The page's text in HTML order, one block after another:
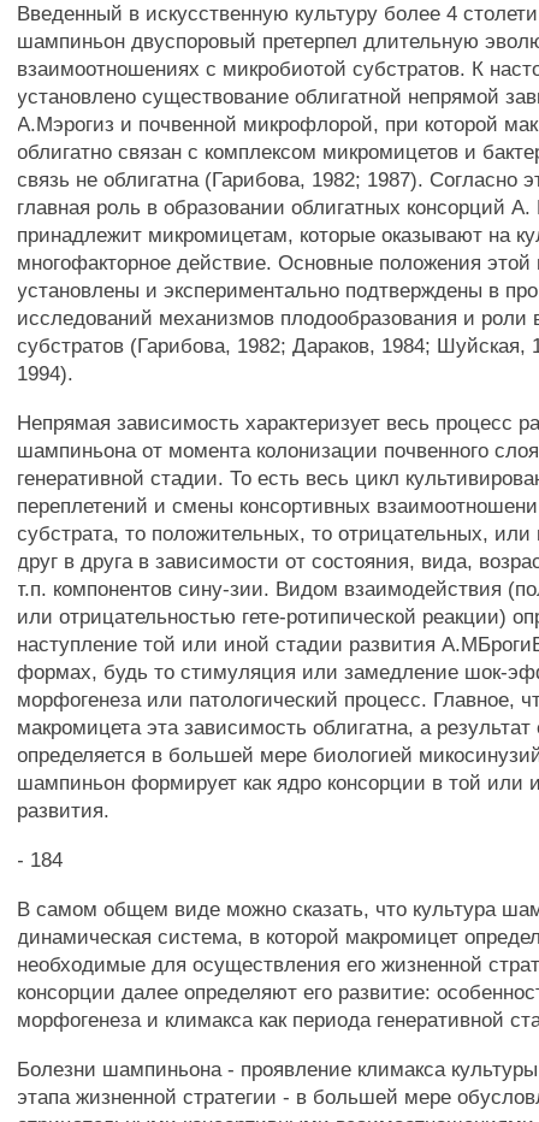
Введенный в искусственную культуру более 4
шампиньон двуспоровый претерпел длительную
взаимоотношениях с микробиотой субстратов. К
установлено существование облигатной непрямой
А.Мэрогиз и почвенной микрофлорой, при которой
облигатно связан с комплексом микромицетов и
связь не облигатна (Гарибова, 1982; 1987). Согласно
главная роль в образовании облигатных консорций
принадлежит микромицетам, которые оказывают на
многофакторное действие. Основные положения
установлены и экспериментально подтверждены в
исследований механизмов плодообразования и роли
субстратов (Гарибова, 1982; Дараков, 1984; Шуйская,
1994).
Непрямая зависимость характеризует весь процесс
шампиньона от момента колонизации почвенного
генеративной стадии. То есть весь цикл
переплетений и смены консортивных
субстрата, то положительных, то отрицательных,
друг в друга в зависимости от состояния, вида,
т.п. компонентов сину-зии. Видом взаимодействия
или отрицательностью гете-ротипической реакции)
наступление той или иной стадии развития
формах, будь то стимуляция или замедление шок-
морфогенеза или патологический процесс. Главное,
макромицета эта зависимость облигатна, а
определяется в большей мере биологией
шампиньон формирует как ядро консорции в той или
развития.
- 184
В самом общем виде можно сказать, что культура
динамическая система, в которой макромицет
необходимые для осуществления его жизненной
консорции далее определяют его развитие:
морфогенеза и климакса как периода генеративной
Болезни шампиньона - проявление климакса
этапа жизненной стратегии - в большей мере